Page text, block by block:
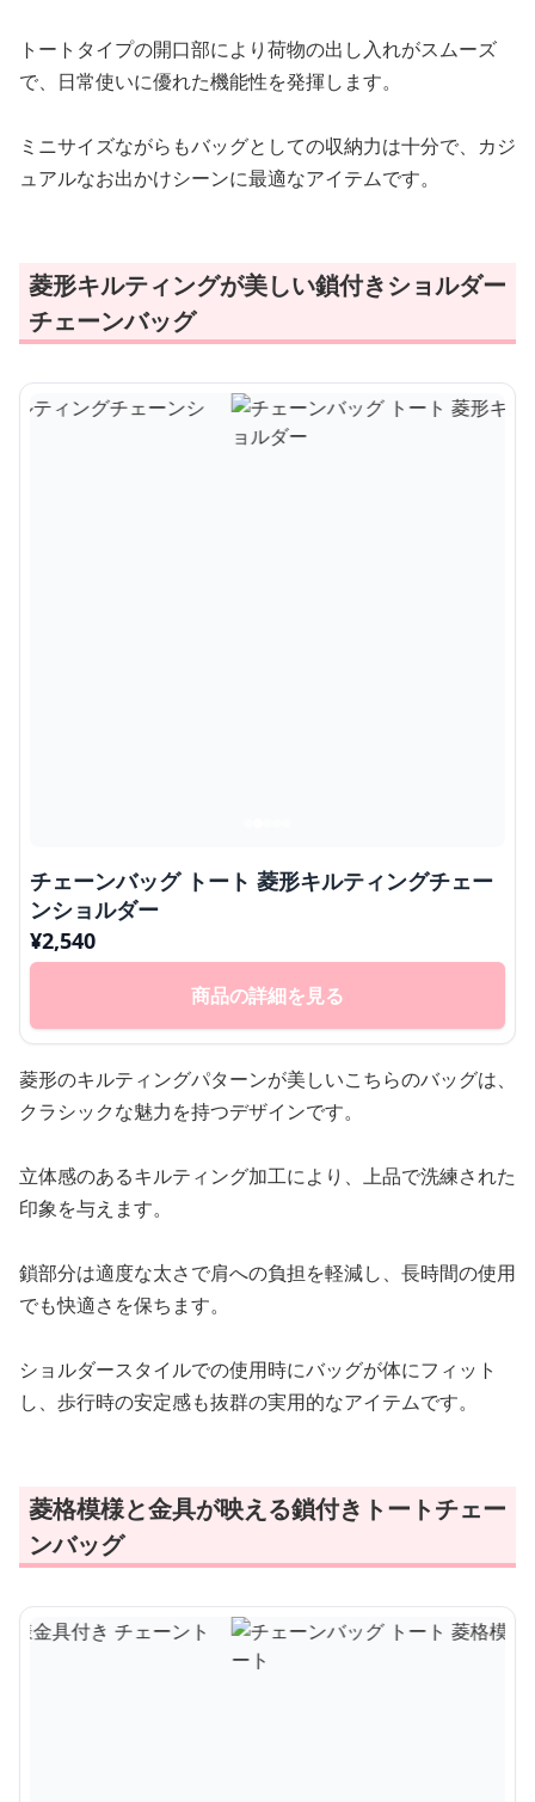
トートタイプの開口部により荷物の出し入れがスムーズ
で、日常使いに優れた機能性を発揮します。
ミニサイズながらもバッグとしての収納力は十分で、カジ
ュアルなお出かけシーンに最適なアイテムです。
菱形キルティングが美しい鎖付きショルダー
チェーンバッグ
チェーンバッグ トート 菱形キルティングチェー
ンショルダー
¥2,540
商品の詳細を見る
菱形のキルティングパターンが美しいこちらのバッグは、
クラシックな魅力を持つデザインです。
立体感のあるキルティング加工により、上品で洗練された
印象を与えます。
鎖部分は適度な太さで肩への負担を軽減し、長時間の使用
でも快適さを保ちます。
ショルダースタイルでの使用時にバッグが体にフィット
し、歩行時の安定感も抜群の実用的なアイテムです。
菱格模様と金具が映える鎖付きトートチェー
ンバッグ